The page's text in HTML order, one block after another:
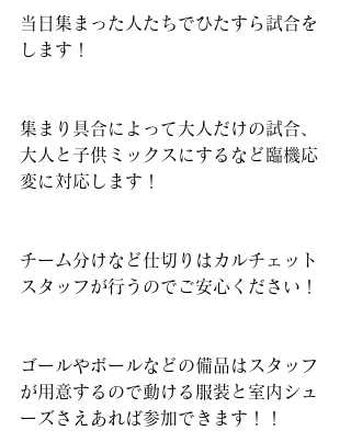
当日集まった人たちでひたすら試合を
します！
集まり具合によって大人だけの試合、
大人と子供ミックスにするなど臨機応
変に対応します！
チーム分けなど仕切りはカルチェット
スタッフが行うのでご安心ください！
ゴールやボールなどの備品はスタッフ
が用意するので動ける服装と室内シュ
ーズさえあれば参加できます！！